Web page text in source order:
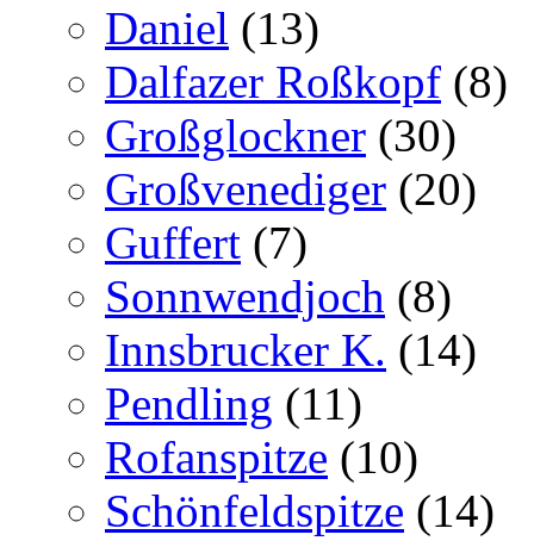
Daniel (13)
Dalfazer Roßkopf (8)
Großglockner (30)
Großvenediger (20)
Guffert (7)
Sonnwendjoch (8)
Innsbrucker K. (14)
Pendling (11)
Rofanspitze (10)
Schönfeldspitze (14)